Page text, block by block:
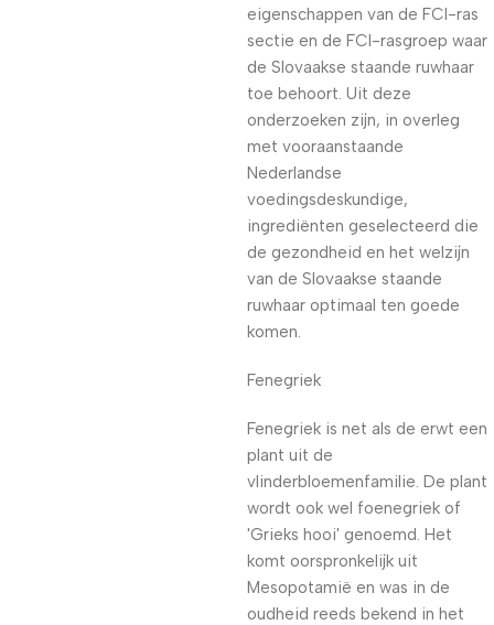
eigenschappen van de FCI-ras
sectie en de FCI-rasgroep waar
de Slovaakse staande ruwhaar
toe behoort. Uit deze
onderzoeken zijn, in overleg
met vooraanstaande
Nederlandse
voedingsdeskundige,
ingrediënten geselecteerd die
de gezondheid en het welzijn
van de Slovaakse staande
ruwhaar optimaal ten goede
komen.
Fenegriek
Fenegriek is net als de erwt een
plant uit de
vlinderbloemenfamilie. De plant
wordt ook wel foenegriek of
'Grieks hooi' genoemd. Het
komt oorspronkelijk uit
Mesopotamië en was in de
oudheid reeds bekend in het